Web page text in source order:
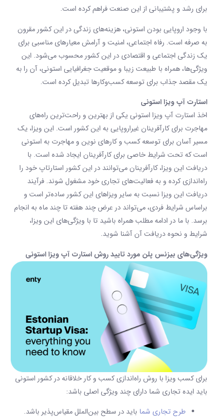
برای رشد و پشتیبانی از این صنعت فراهم کرده است.
با وجود اروپایی بودن استونی، هزینه‌های زندگی در این کشور مقرون
به صرفه است. رفاه اجتماعی، امنیت و آرامش معیارهای مناسبی برای
یک زندگی اجتماعی و اقتصادی در این کشور محسوب می‌شود. این
ویژگی‌ها، همراه با طبیعت زیبا و موقعیت جغرافیایی استونی، آن را به
یک مقصد جذاب برای توسعه کسب‌وکارها تبدیل کرده است.
استارت آپ ویزا استونی
اخذ استارت آپ ویزا استونی یکی از بهترین و راحت‌ترین راه‌های
مهاجرت برای کارآفرینان غیراروپایی به این کشور است. این ویزا، یک
مسیر آسان برای توسعه کسب و کارهای نوین و مهاجرت به استونی
است که تحت شرایط خاصی برای کارآفرینان ایجاد شده است. با
دریافت این ویزا، کارآفرینان می‌توانند در این کشور استارتاپ خود را
راه‌اندازی کرده و به فعالیت‌های تجاری خود مشغول شوند. فرآیند
دریافت این ویزا نسبت به سایر ویزاهای این کشور ساده‌تر است و
براساس شرایط فردی، می‌تواند در عرض چند هفته تا چند ماه به انجام
برسد. با ما در ادامه مطلب همراه باشید تا با ویژگی‌های این ویزا،
شرایط و نحوه دریافت آن آشنا شوید.
ویژگی‌های بیزنس پلن مورد تایید روش استارت آپ ویزا استونی
برای کسب ویزا با روش راه‌اندازی کسب و کار خلاقانه در کشور استونی
باید ایده تجاری شما دارای چند ویژگی اصلی باشد:
طرح تجاری شما باید در سطح بین‌الملل مقیاس‌پذیر باشد.